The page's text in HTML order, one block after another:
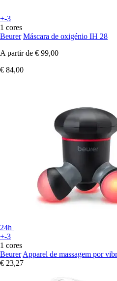
+-3
1 cores
Beurer Máscara de oxigénio IH 28
A partir de € 99,00
€ 84,00
24h
+-3
1 cores
Beurer Apparel de massagem por
€ 23,27